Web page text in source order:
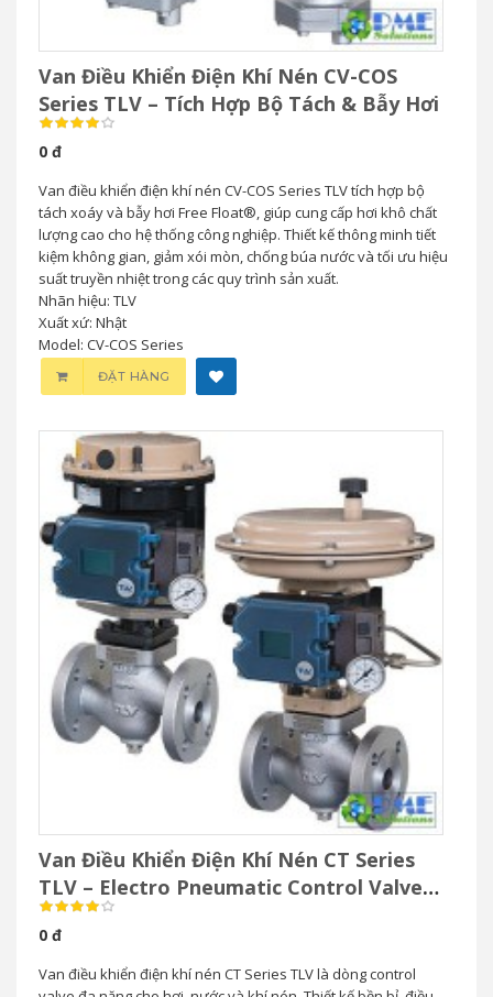
Van Điều Khiển Điện Khí Nén CV-COS
Series TLV – Tích Hợp Bộ Tách & Bẫy Hơi
0 đ
Van điều khiển điện khí nén CV-COS Series TLV tích hợp bộ
tách xoáy và bẫy hơi Free Float®, giúp cung cấp hơi khô chất
lượng cao cho hệ thống công nghiệp. Thiết kế thông minh tiết
kiệm không gian, giảm xói mòn, chống búa nước và tối ưu hiệu
suất truyền nhiệt trong các quy trình sản xuất.
Nhãn hiệu: TLV
Xuất xứ: Nhật
Model: CV-COS Series
ĐẶT HÀNG
Van Điều Khiển Điện Khí Nén CT Series
TLV – Electro Pneumatic Control Valve
Cho Hơi Nước
0 đ
Van điều khiển điện khí nén CT Series TLV là dòng control